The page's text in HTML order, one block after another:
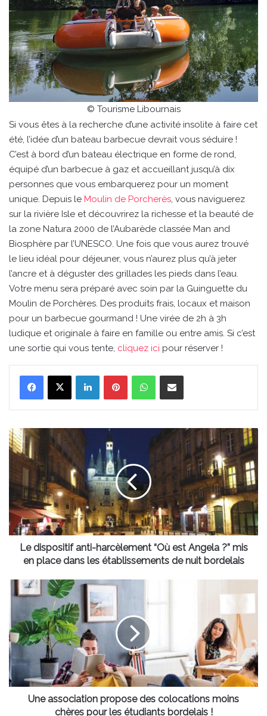
© Tourisme Libournais
Si vous êtes à la recherche d’une activité insolite à faire cet
été, l’idée d’un bateau barbecue devrait vous séduire !
C’est à bord d’un bateau électrique en forme de rond,
équipé d’un barbecue à gaz et accueillant jusqu’à dix
personnes que vous embarquerez pour un moment
unique. Depuis le Moulin de Porcherès, vous naviguerez
sur la rivière Isle et découvrirez la richesse et la beauté de
la zone Natura 2000 de l’Aubarède classée Man and
Biosphère par l’UNESCO. Une fois que vous aurez trouvé
le lieu idéal pour déjeuner, vous n’aurez plus qu’à jeter
l’ancre et à déguster des grillades les pieds dans l’eau.
Votre menu sera préparé avec soin par la Guinguette du
Moulin de Porchères. Des produits frais, locaux et maison
pour un barbecue gourmand ! Une virée de 2h à 3h
ludique et originale à faire en famille ou entre amis. Si c’est
une sortie qui vous tente, cliquez ici pour réserver !
LinkedinPinterestWhatsAppPartager par email
Le
dispositif
anti-
harcèlement
“Où
Angela
?”
mis
place
établissements
nuit
bordelais
Le dispositif anti-harcèlement “Où est Angela ?” mis
en place dans les établissements de nuit bordelais
association
propose
des
colocations
moins
chères
pour
les
étudiantsUne association propose des colocations moins
chères pour les étudiants bordelais !